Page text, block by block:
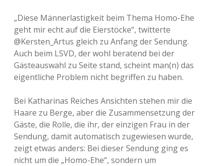
„Diese Männerlastigkeit beim Thema Homo-Ehe
geht mir echt auf die Eierstöcke“, twitterte
Auch beim LSVD, der wohl beratend bei der
Gästeauswahl zu Seite stand, scheint man(n) das
eigentliche Problem nicht begriffen zu haben.
Bei Katharinas Reiches Ansichten stehen mir die
Haare zu Berge, aber die Zusammensetzung der
Gäste, die Rolle, die ihr, der einzigen Frau in der
Sendung, damit automatisch zugewiesen wurde,
zeigt etwas anders: Bei dieser Sendung ging es
nicht um die „Homo-Ehe“, sondern um